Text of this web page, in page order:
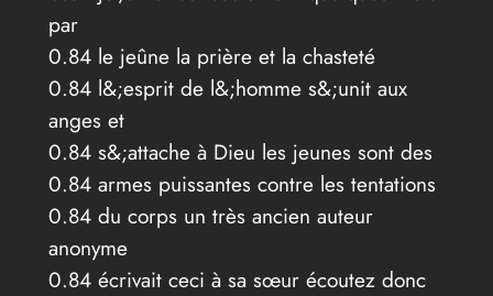
par
0.84 le jeûne la prière et la chasteté
0.84 l&;esprit de l&;homme s&;unit aux
anges et
0.84 s&;attache à Dieu les jeunes sont des
0.84 armes puissantes contre les tentations
0.84 du corps un très ancien auteur
anonyme
0.84 écrivait ceci à sa sœur écoutez donc